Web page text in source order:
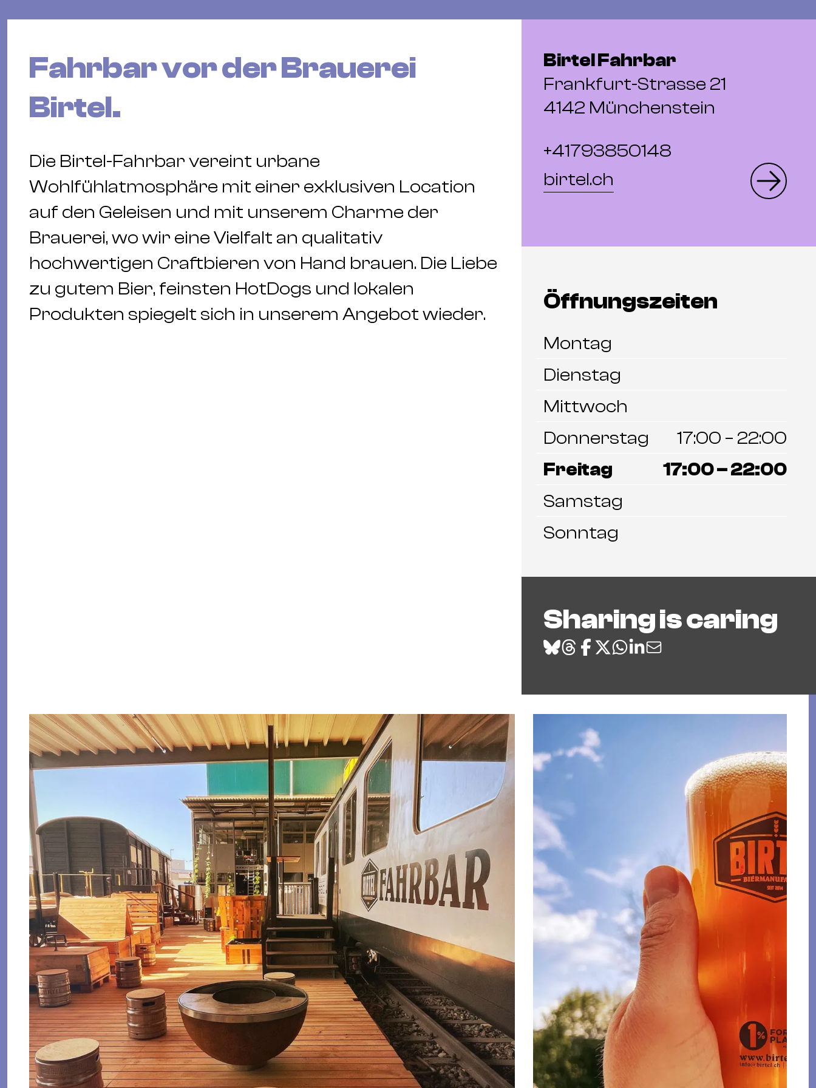
Fahrbar vor der Brauerei
Birtel.
Die Birtel-Fahrbar vereint urbane
Wohlfühlatmosphäre mit einer exklusiven Location
auf den Geleisen und mit unserem Charme der
Brauerei, wo wir eine Vielfalt an qualitativ
hochwertigen Craftbieren von Hand brauen. Die Liebe
zu gutem Bier, feinsten HotDogs und lokalen
Produkten spiegelt sich in unserem Angebot wieder.
Birtel Fahrbar
Frankfurt-Strasse 21
4142 Münchenstein
+41793850148
birtel.ch
Öffnungszeiten
Montag
Dienstag
Mittwoch
Donnerstag
17:00 – 22:00
Freitag
17:00 – 22:00
Samstag
Sonntag
Sharing is caring